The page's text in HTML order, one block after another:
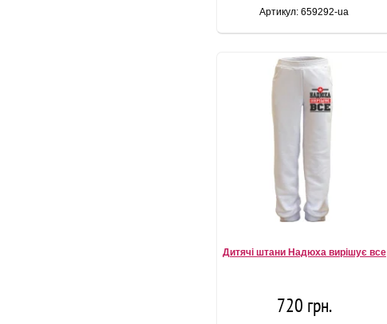
Артикул: 659292-ua
Дитячі штани Надюха вирішує все
720 грн.